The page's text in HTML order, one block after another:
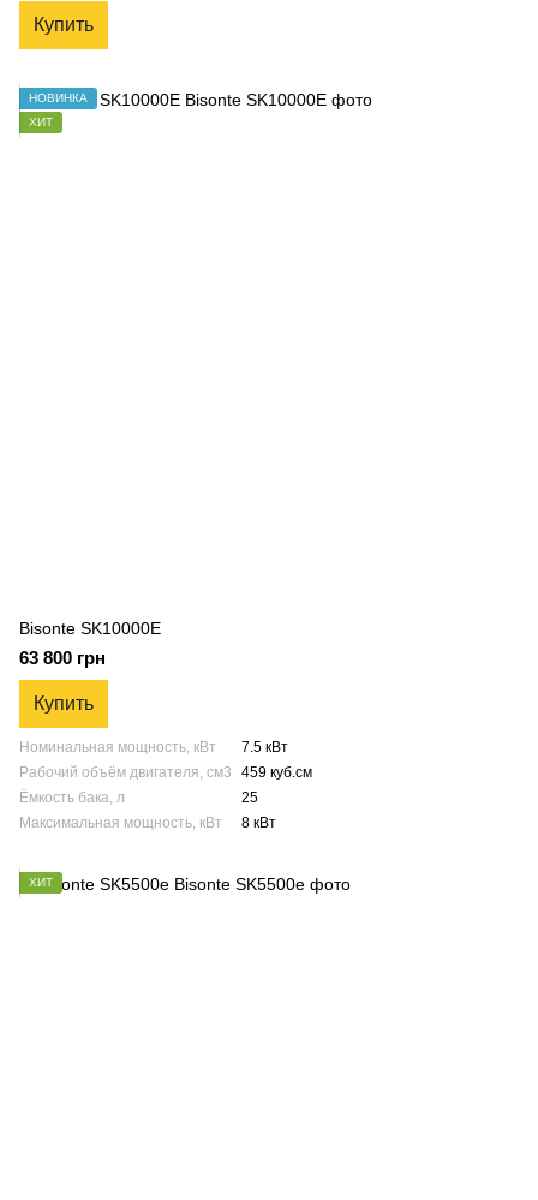
Купить
НОВИНКА
ХИТ
Bisonte SK10000E
63 800 грн
Купить
Номинальная мощность, кВт
7.5 кВт
Рабочий объём двигателя, см3
459 куб.см
Ёмкость бака, л
25
Максимальная мощность, кВт
8 кВт
ХИТ